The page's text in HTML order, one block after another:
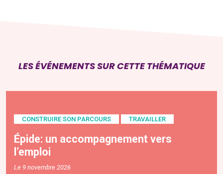
LES ÉVÉNEMENTS SUR CETTE THÉMATIQUE
CONSTRUIRE SON PARCOURS TRAVAILLER
Épide: un accompagnement vers
l’emploi
Le 9 novembre 2026